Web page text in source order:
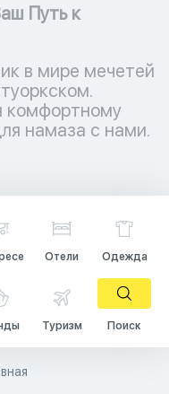
Путь к
в мире мечетей
комфортному
намаза с нами.
Отели Одежда
Туризм Поиск